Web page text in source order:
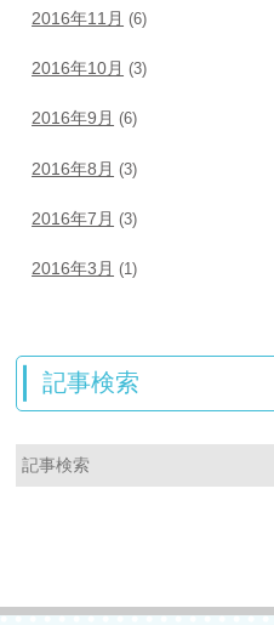
2016年11月 (6)
2016年10月 (3)
2016年9月 (6)
2016年8月 (3)
2016年7月 (3)
2016年3月 (1)
記事検索